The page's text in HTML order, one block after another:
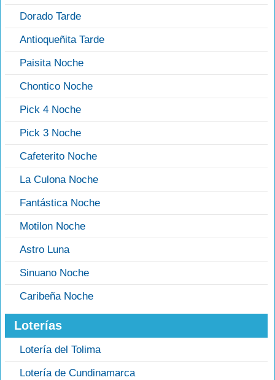
Dorado Tarde
Antioqueñita Tarde
Paisita Noche
Chontico Noche
Pick 4 Noche
Pick 3 Noche
Cafeterito Noche
La Culona Noche
Fantástica Noche
Motilon Noche
Astro Luna
Sinuano Noche
Caribeña Noche
Loterías
Lotería del Tolima
Lotería de Cundinamarca